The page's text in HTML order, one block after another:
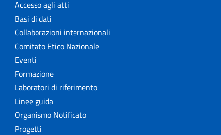
Accesso agli atti
Basi di dati
Collaborazioni internazionali
Comitato Etico Nazionale
Eventi
Formazione
Laboratori di riferimento
Linee guida
Organismo Notificato
Progetti